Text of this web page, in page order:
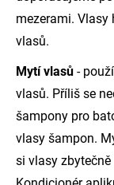
mezerami. Vlasy
vlasů.
Mytí vlasů -
vlasů. Příliš se
šampony pro
vlasy šampon.
si vlasy